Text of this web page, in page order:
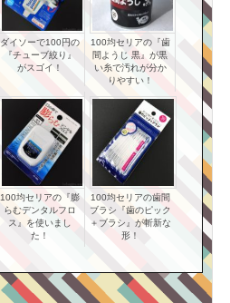
ダイソーで100円の
『チューブ絞り』
がスゴイ！
100均セリアの『歯
間ようじ 黒』が黒
い糸で汚れが分か
りやすい！
100均セリアの『膨
らむデンタルフロ
ス』を使いまし
た！
100均セリアの歯間
ブラシ『歯のピック
＋ブラシ』が斬新な
形！